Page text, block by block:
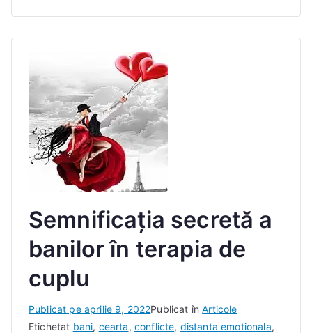
Semnificația secretă a
banilor în terapia de
cuplu
D
e
Publicat pe aprilie 9, 2022Publicat înArticole
Etichetat bani, cearta, conflicte, distanta emotionala,